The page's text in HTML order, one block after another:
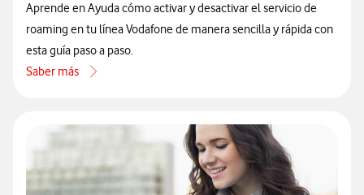
Aprende en Ayuda cómo activar y desactivar el servicio de
roaming en tu línea Vodafone de manera sencilla y rápida con
esta guía paso a paso.
Saber más
acerca de Cómo activar y desactivar el roaming